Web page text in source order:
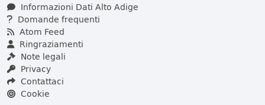
Informazioni Dati Alto Adige
Domande frequenti
Atom Feed
Ringraziamenti
Note legali
Privacy
Contattaci
Cookie